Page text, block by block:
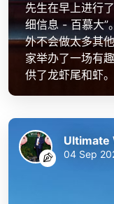
先生在早上进行
细信息 - 百慕大”
外不会做太多其
家举办了一场有
供了龙虾尾和虾
Ultimate
04 Sep